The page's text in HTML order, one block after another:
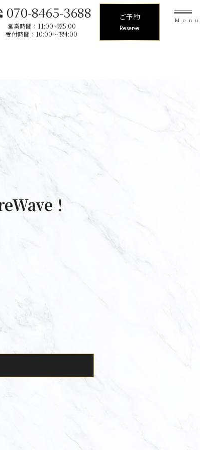
070-8465-3688
営業時間：11:00~翌5:00
受付時間：10:00〜翌4:00
ご予約
Reserve
！